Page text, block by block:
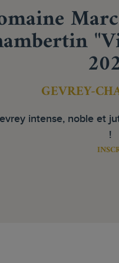
GEVREY-
intense, noble et
!